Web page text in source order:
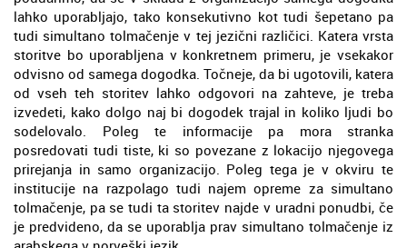
lahko uporabljajo, tako konsekutivno kot tudi šepetano pa
tudi simultano tolmačenje v tej jezični različici. Katera vrsta
storitve bo uporabljena v konkretnem primeru, je vsekakor
odvisno od samega dogodka. Točneje, da bi ugotovili, katera
od vseh teh storitev lahko odgovori na zahteve, je treba
izvedeti, kako dolgo naj bi dogodek trajal in koliko ljudi bo
sodelovalo. Poleg te informacije pa mora stranka
posredovati tudi tiste, ki so povezane z lokacijo njegovega
prirejanja in samo organizacijo. Poleg tega je v okviru te
institucije na razpolago tudi najem opreme za simultano
tolmačenje, pa se tudi ta storitev najde v uradni ponudbi, če
je predvideno, da se uporablja prav simultano tolmačenje iz